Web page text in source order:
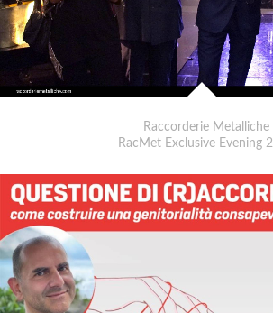
Raccorderie Metalliche
RacMet Exclusive Evening